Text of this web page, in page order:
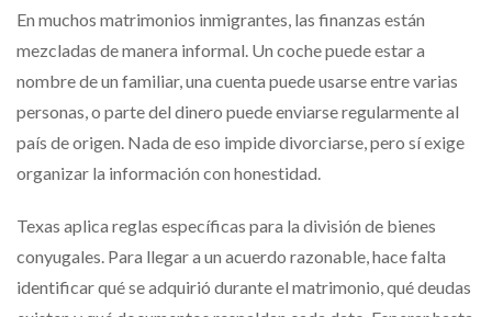
En muchos matrimonios inmigrantes, las finanzas están
mezcladas de manera informal. Un coche puede estar a
nombre de un familiar, una cuenta puede usarse entre varias
personas, o parte del dinero puede enviarse regularmente al
país de origen. Nada de eso impide divorciarse, pero sí exige
organizar la información con honestidad.
Texas aplica reglas específicas para la división de bienes
conyugales. Para llegar a un acuerdo razonable, hace falta
identificar qué se adquirió durante el matrimonio, qué deudas